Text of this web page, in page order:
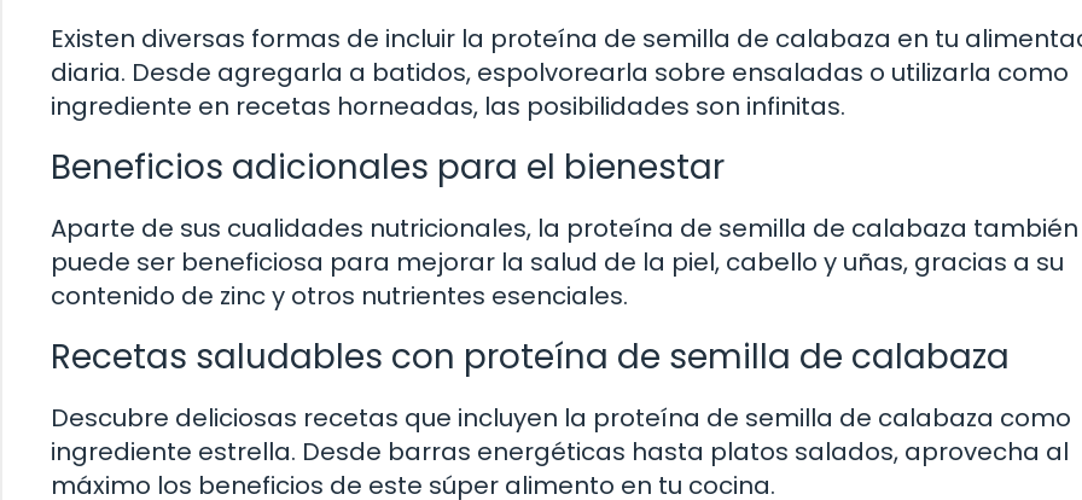
Existen diversas formas de incluir la proteína de semilla de calabaza en tu
diaria. Desde agregarla a batidos, espolvorearla sobre ensaladas o utilizarla como
ingrediente en recetas horneadas, las posibilidades son infinitas.
Beneficios adicionales para el bienestar
Aparte de sus cualidades nutricionales, la proteína de semilla de calabaza también
puede ser beneficiosa para mejorar la salud de la piel, cabello y uñas, gracias a su
contenido de zinc y otros nutrientes esenciales.
Recetas saludables con proteína de semilla de calabaza
Descubre deliciosas recetas que incluyen la proteína de semilla de calabaza como
ingrediente estrella. Desde barras energéticas hasta platos salados, aprovecha al
máximo los beneficios de este súper alimento en tu cocina.